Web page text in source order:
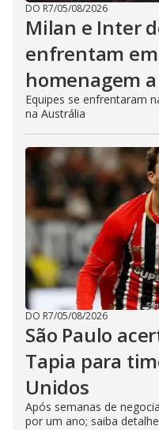
DO R7/05/08/2026
Milan e Inter
enfrentam
homenagem
Equipes se enfrentaram
na Austrália
DO R7/05/08/2026
São Paulo
Tapia para
Unidos
Após semanas de
por um ano; saiba